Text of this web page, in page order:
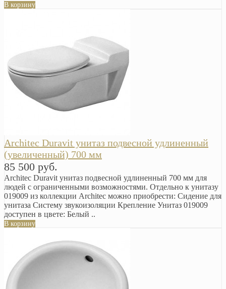
В корзину
Arсhitec Duravit унитаз подвесной удлиненный
(увеличенный) 700 мм
85 500 руб.
Arсhitec Duravit унитаз подвесной удлиненный 700 мм для
людей с ограниченными возможностями. Отдельно к унитазу
019009 из коллекции Arсhitec можно приобрести: Сидение для
унитаза Систему звукоизоляции Крепление Унитаз 019009
доступен в цвете: Белый ..
В корзину